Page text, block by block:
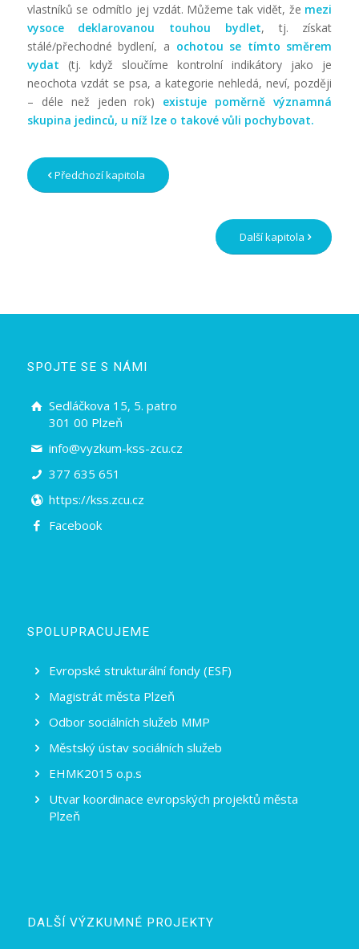
vlastníků se odmítlo jej vzdát. Můžeme tak vidět, že mezi
vysoce deklarovanou touhou bydlet, tj. získat
stálé/přechodné bydlení, a ochotou se tímto směrem
vydat (tj. když sloučíme kontrolní indikátory jako je
neochota vzdát se psa, a kategorie nehledá, neví, později
– déle než jeden rok) existuje poměrně významná
skupina jedinců, u níž lze o takové vůli pochybovat.
Předchozí kapitola
Další kapitola
SPOJTE SE S NÁMI
Sedláčkova 15, 5. patro
301 00 Plzeň
info@vyzkum-kss-zcu.cz
377 635 651
https://kss.zcu.cz
Facebook
SPOLUPRACUJEME
Evropské strukturální fondy (ESF)
Magistrát města Plzeň
Odbor sociálních služeb MMP
Městský ústav sociálních služeb
EHMK2015 o.p.s
Utvar koordinace evropských projektů města
Plzeň
DALŠÍ VÝZKUMNÉ PROJEKTY